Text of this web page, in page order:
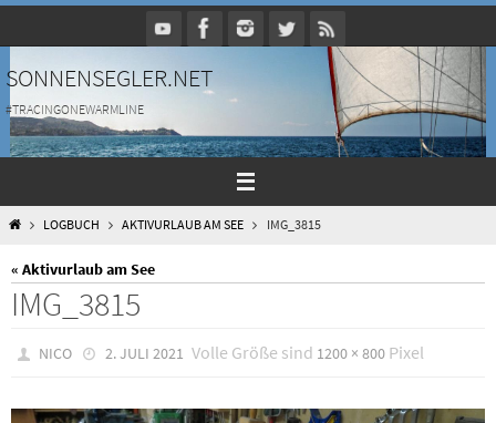
Inhalt
springen
SONNENSEGLER.NET
#TRACINGONEWARMLINE
HOMELOGBUCH AKTIVURLAUB AM SEE IMG_3815
« Aktivurlaub am See
IMG_3815
NICO 2. JULI 2021 Volle Größe sind 1200 × 800Pixel